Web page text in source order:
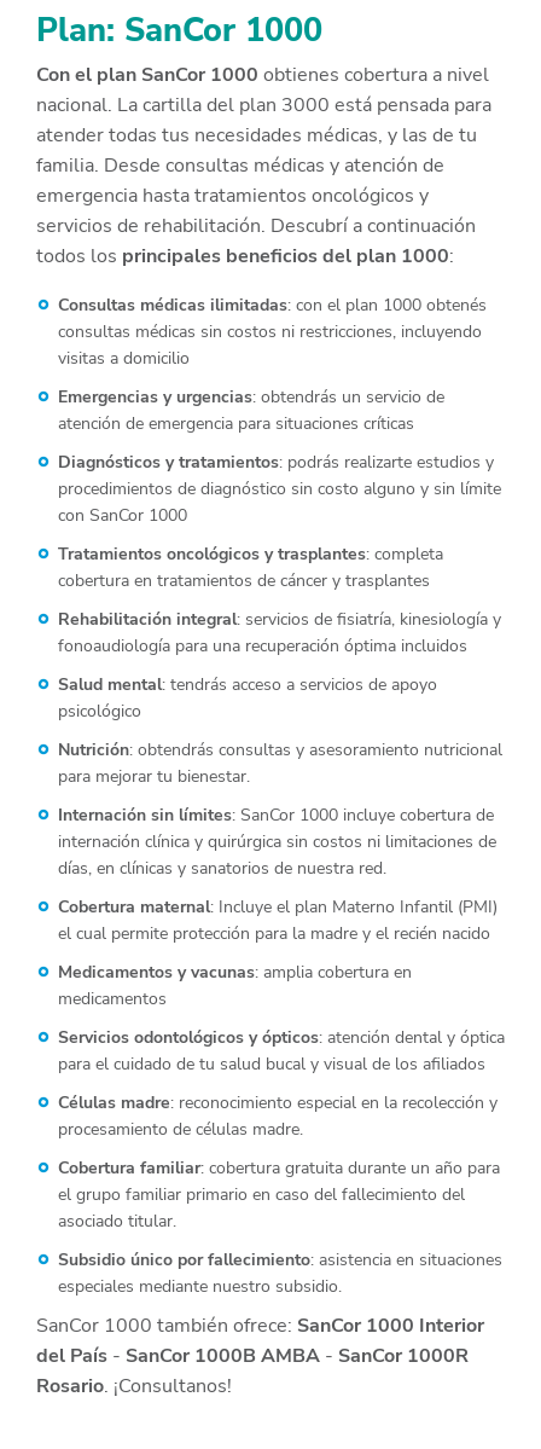
Plan: SanCor 1000
Con el plan SanCor 1000 obtienes cobertura a nivel
nacional. La cartilla del plan 3000 está pensada para
atender todas tus necesidades médicas, y las de tu
familia. Desde consultas médicas y atención de
emergencia hasta tratamientos oncológicos y
servicios de rehabilitación. Descubrí a continuación
todos los principales beneficios del plan 1000:
Consultas médicas ilimitadas: con el plan 1000 obtenés
consultas médicas sin costos ni restricciones, incluyendo
visitas a domicilio
Emergencias y urgencias: obtendrás un servicio de
atención de emergencia para situaciones críticas
Diagnósticos y tratamientos: podrás realizarte estudios y
procedimientos de diagnóstico sin costo alguno y sin límite
con SanCor 1000
Tratamientos oncológicos y trasplantes: completa
cobertura en tratamientos de cáncer y trasplantes
Rehabilitación integral: servicios de fisiatría, kinesiología y
fonoaudiología para una recuperación óptima incluidos
Salud mental: tendrás acceso a servicios de apoyo
psicológico
Nutrición: obtendrás consultas y asesoramiento nutricional
para mejorar tu bienestar.
Internación sin límites: SanCor 1000 incluye cobertura de
internación clínica y quirúrgica sin costos ni limitaciones de
días, en clínicas y sanatorios de nuestra red.
Cobertura maternal: Incluye el plan Materno Infantil (PMI)
el cual permite protección para la madre y el recién nacido
Medicamentos y vacunas: amplia cobertura en
medicamentos
Servicios odontológicos y ópticos: atención dental y óptica
para el cuidado de tu salud bucal y visual de los afiliados
Células madre: reconocimiento especial en la recolección y
procesamiento de células madre.
Cobertura familiar: cobertura gratuita durante un año para
el grupo familiar primario en caso del fallecimiento del
asociado titular.
Subsidio único por fallecimiento: asistencia en situaciones
especiales mediante nuestro subsidio.
SanCor 1000 también ofrece: SanCor 1000 Interior
del País - SanCor 1000B AMBA - SanCor 1000R
Rosario. ¡Consultanos!